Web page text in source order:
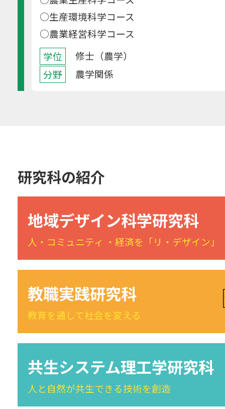
○生産環境科学コース
○農業経営科学コース
学位
修士（農学）
分野
農学関係
研究科の紹介
地域デザイン科学研究科
人・コミュニティ ・経済を「リ・デザイン」
教職実践研究科
教育を通して社会を変える
共生システム理工学研究科
人と自然が共生できる技術を創造